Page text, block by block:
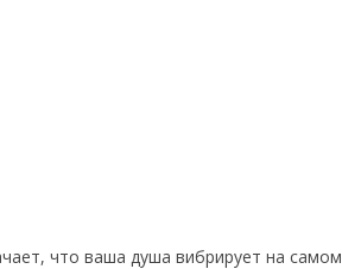
что ваша душа вибрирует на самом